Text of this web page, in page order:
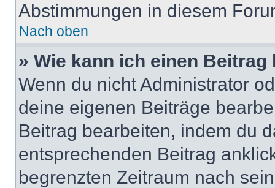
Abstimmungen in diesem
Nach oben
» Wie kann ich einen
Wenn du nicht Administrator
deine eigenen Beiträge
Beitrag bearbeiten, indem du
entsprechenden Beitrag
begrenzten Zeitraum nach